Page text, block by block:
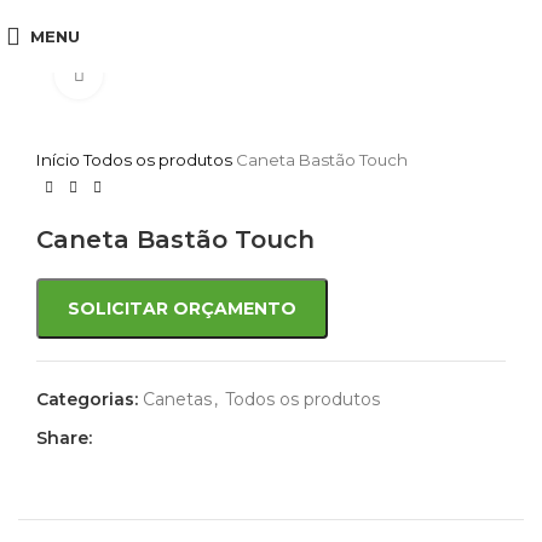
MENU
InícioTodos os produtos Caneta Bastão Touch
Caneta Bastão Touch
SOLICITAR ORÇAMENTO
Categorias: Canetas, Todos os produtos
Share: